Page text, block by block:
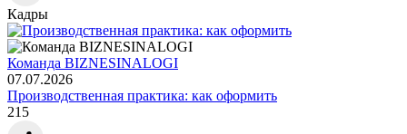
Кадры
Команда BIZNESINALOGI
07.07.2026
Производственная практика: как оформить
215